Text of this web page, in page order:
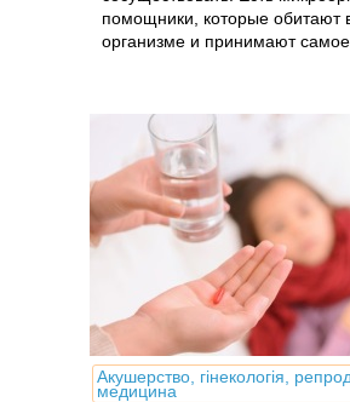
помощники, которые обитают
организме и принимают самое
Акушерство, гінекологія,
медицина